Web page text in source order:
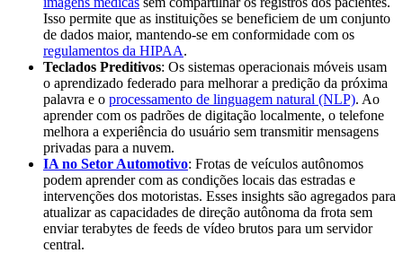
Isso permite que as instituições se beneficiem de um conjunto
de dados maior, mantendo-se em conformidade com os
regulamentos da HIPAA.
Teclados Preditivos: Os sistemas operacionais móveis usam
o aprendizado federado para melhorar a predição da próxima
palavra e o processamento de linguagem natural (NLP). Ao
aprender com os padrões de digitação localmente, o telefone
melhora a experiência do usuário sem transmitir mensagens
privadas para a nuvem.
IA no Setor Automotivo: Frotas de veículos autônomos
podem aprender com as condições locais das estradas e
intervenções dos motoristas. Esses insights são agregados para
atualizar as capacidades de direção autônoma da frota sem
enviar terabytes de feeds de vídeo brutos para um servidor
central.